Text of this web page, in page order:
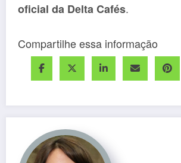
oficial da Delta Cafés.
Compartilhe essa informação